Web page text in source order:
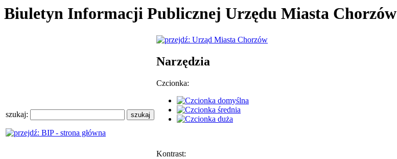
Biuletyn Informacji Publicznej Urzędu Miasta Chorzów
szukaj:
Narzędzia
Czcionka:
Kontrast: